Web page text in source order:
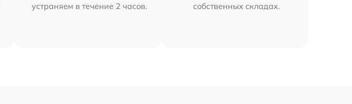
устраняем в течение 2 часов.
собственных складах.